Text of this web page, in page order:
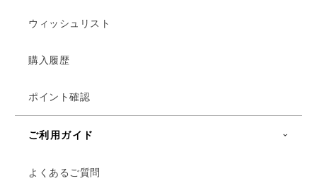
ウィッシュリスト
購入履歴
ポイント確認
ご利用ガイド
よくあるご質問